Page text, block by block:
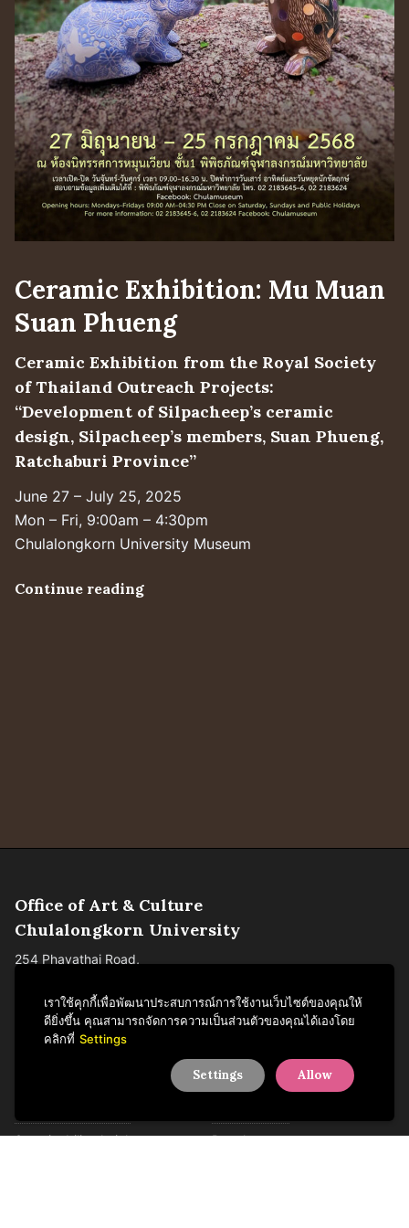
Ceramic Exhibition: Mu Muan
Suan Phueng
Ceramic Exhibition from the Royal Society
of Thailand Outreach Projects:
“Development of Silpacheep’s ceramic
design, Silpacheep’s members, Suan Phueng,
Ratchaburi Province”
June 27 – July 25, 2025
Mon – Fri, 9:00am – 4:30pm
Chulalongkorn University Museum
Continue reading
Office of Art & Culture
Chulalongkorn University
254 Phayathai Road,
Thailand 10330
Tel +66 2218 3621
Sustainability Articles
About us
People
เราใช้คุกกี้เพื่อพัฒนาประสบการณ์การใช้งานเว็บไซต์ของคุณให้
ดียิ่งขึ้น คุณสามารถจัดการความเป็นส่วนตัวของคุณได้เองโดย
คลิกที่ Settings
Settings Allow